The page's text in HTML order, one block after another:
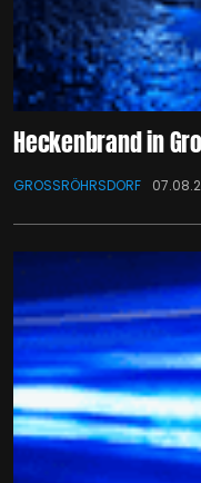
Heckenbrand in
GROSSRÖHRSDORF